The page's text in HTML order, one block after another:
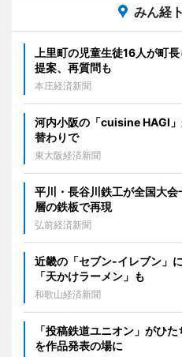
みん経
上里町の児童生徒16人が町
提案、再質問も
本庄経済新聞
河内小阪の「cuisine HAGI
替わりで
東大阪経済新聞
平川・長谷川鉄工が全国大
層の鉄板で再現
弘前経済新聞
近畿の「セブン-イレブン」
「天かけラーメン」も
和歌山経済新聞
「投稿鉄道ユニオン」がひ
を作品発表の場に